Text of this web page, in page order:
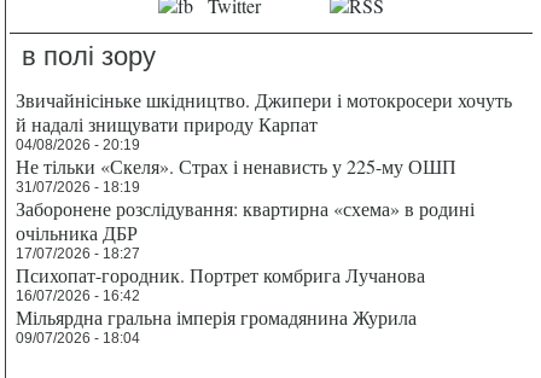
в полі зору
Звичайнісіньке шкідництво. Джипери і мотокросери хочуть
й надалі знищувати природу Карпат
04/08/2026 - 20:19
Не тільки «Скеля». Страх і ненависть у 225-му ОШП
31/07/2026 - 18:19
Заборонене розслідування: квартирна «схема» в родині
очільника ДБР
17/07/2026 - 18:27
Психопат-городник. Портрет комбрига Лучанова
16/07/2026 - 16:42
Мільярдна гральна імперія громадянина Журила
09/07/2026 - 18:04